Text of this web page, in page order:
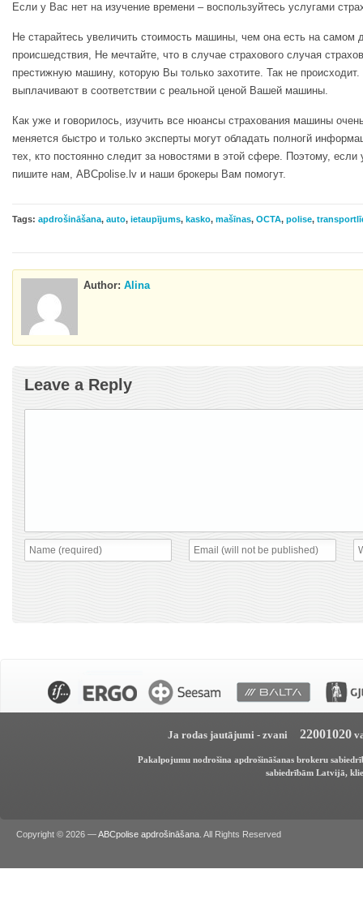
Если у Вас нет на изучение времени – воспользуйтесь услугами
Не старайтесь увеличить стоимость машины, чем она есть на самом
происшедствия, Не мечтайте, что в случае страхового случая
престижную машину, которую Вы только захотите. Так не
выплачивают в соответствии с реальной ценой Вашей машины.
Как уже и говорилось, изучить все нюансы страхования машины
меняется быстро и только эксперты могут обладать полногй
тех, кто постоянно следит за новостями в этой сфере. Поэтому, если
пишите нам, ABCpolise.lv и наши брокеры Вам помогут.
Tags: apdrošināšana, auto, ietaupījums, kasko, mašīnas, OCTA, polise,
Author: Alina
Leave a Reply
Ja rodas jautājumi - zvani 22001020
Pakalpojumu nodrošina apdrošināšanas brokeru
sabiedrībām Latvijā,
Copyright © 2026 —ABCpolise apdrošināšana . All Rights Reserved